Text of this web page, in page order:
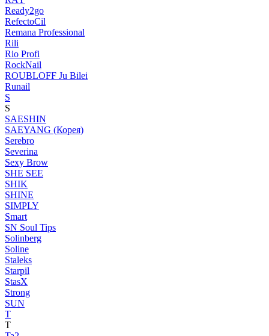
Ready2go
RefectoCil
Remana Professional
Rili
Rio Profi
RockNail
ROUBLOFF Ju Bilei
Runail
S
S
SAESHIN
SAEYANG (Корея)
Serebro
Severina
Sexy Brow
SHE SEE
SHIK
SHINE
SIMPLY
Smart
SN Soul Tips
Solinberg
Soline
Staleks
Starpil
StasX
Strong
SUN
T
T